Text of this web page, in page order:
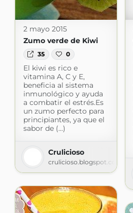
2 mayo 2015
Zumo verde de Kiwi
35 0
El kiwi es rico e
vitamina A, C y E,
beneficia al sistema
inmunológico y ayuda
a combatir el estrés.Es
un zumo perfecto para
principiantes, ya que el
sabor de (...)
Crulicioso
crulicioso.blogspot.com